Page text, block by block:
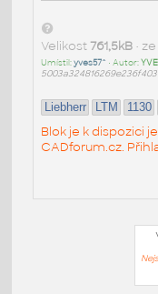
Velikost 761,5kB•
Umístil:yves57^ • Autor:
Liebherr LTM 1130
Blok je k dispozici
CADforum.cz.